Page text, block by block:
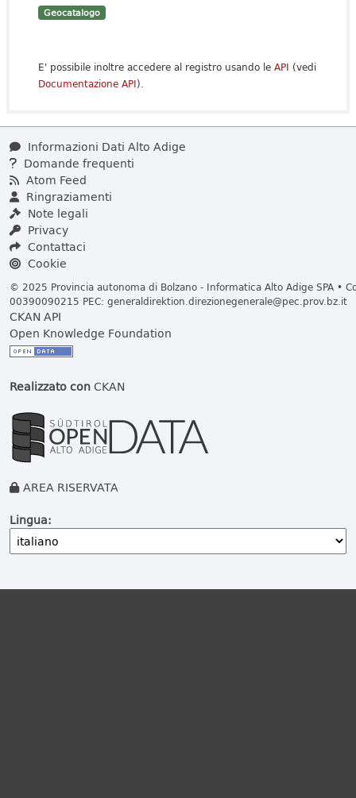
Geocatalogo
E' possibile inoltre accedere al registro usando le API (vedi
Documentazione API).
Informazioni Dati Alto Adige
Domande frequenti
Atom Feed
Ringraziamenti
Note legali
Privacy
Contattaci
Cookie
© 2025 Provincia autonoma di Bolzano - Informatica Alto Adige SPA •
00390090215 PEC: generaldirektion.direzionegenerale@pec.prov.bz.it
CKAN API
Open Knowledge Foundation
Realizzato conCKAN
AREA RISERVATA
Lingua